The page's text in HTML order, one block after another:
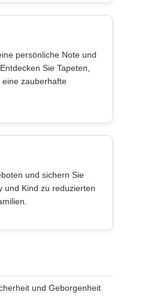
persönliche Note und
Sie Tapeten,
zauberhafte
und sichern Sie
und Kind zu reduzierten
und Geborgenheit